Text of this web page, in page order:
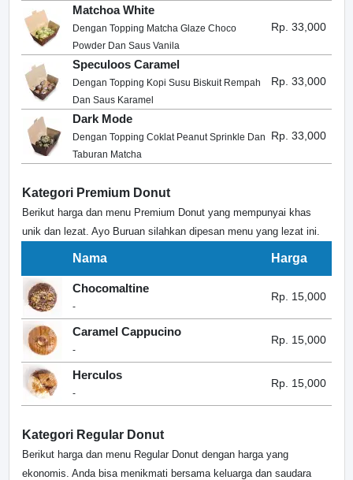
Matchoa White
Dengan Topping Matcha Glaze Choco
Powder Dan Saus Vanila
Rp. 33,000
Speculoos Caramel
Dengan Topping Kopi Susu Biskuit Rempah
Dan Saus Karamel
Rp. 33,000
Dark Mode
Dengan Topping Coklat Peanut Sprinkle Dan
Taburan Matcha
Rp. 33,000
Kategori Premium Donut
Berikut harga dan menu Premium Donut yang mempunyai khas
unik dan lezat. Ayo Buruan silahkan dipesan menu yang lezat ini.
Nama Harga
Chocomaltine
-
Rp. 15,000
Caramel Cappucino
-
Rp. 15,000
Herculos
-
Rp. 15,000
Kategori Regular Donut
Berikut harga dan menu Regular Donut dengan harga yang
ekonomis. Anda bisa menikmati bersama keluarga dan saudara